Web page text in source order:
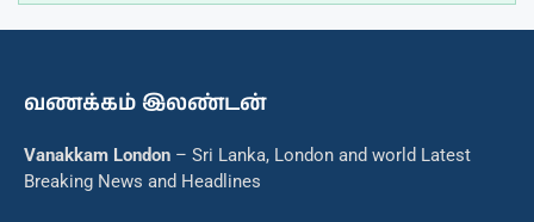
வணக்கம் இலண்டன்
Vanakkam London – Sri Lanka, London and world Latest
Breaking News and Headlines